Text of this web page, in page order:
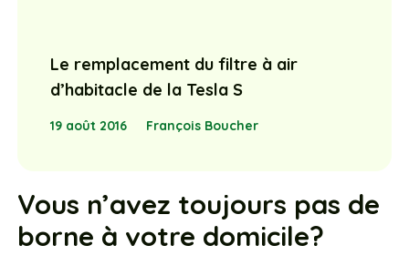
Le remplacement du filtre à air
d’habitacle de la Tesla S
19 août 2016 François Boucher
Vous n’avez toujours pas de
borne à votre domicile?